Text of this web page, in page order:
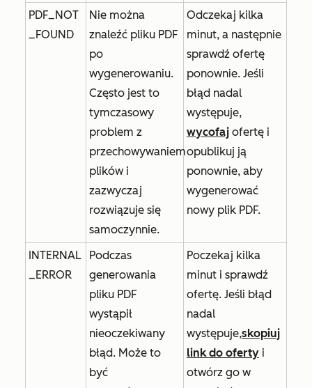
PDF_NOT
_FOUND
Nie można
znaleźć pliku PDF
po
wygenerowaniu.
Często jest to
tymczasowy
problem z
przechowywaniem
plików i
zazwyczaj
rozwiązuje się
samoczynnie.
Odczekaj kilka
minut, a następnie
sprawdź ofertę
ponownie. Jeśli
błąd nadal
występuje,
wycofaj ofertę i
opublikuj ją
ponownie, aby
wygenerować
nowy plik PDF.
INTERNAL
_ERROR
Podczas
generowania
pliku PDF
wystąpił
nieoczekiwany
błąd. Może to
być
Poczekaj kilka
minut i sprawdź
ofertę. Jeśli błąd
nadal
występuje,skopiuj
link do oferty i
otwórz go w